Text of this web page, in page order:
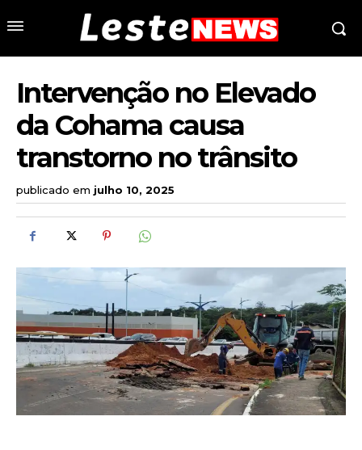
Intervenção no Elevado
da Cohama causa
transtorno no trânsito
publicado em julho 10, 2025